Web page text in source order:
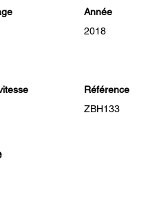
Année
2018
Référence
ZBH133